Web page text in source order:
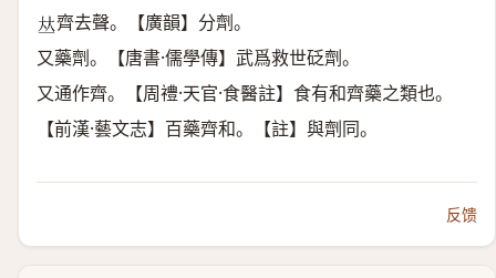
𠀤齊去聲。【廣韻】分劑。
又藥劑。【唐書·儒學傳】武爲救世砭劑。
又通作齊。【周禮·天官·食醫註】食有和齊藥之類也。
【前漢·藝文志】百藥齊和。【註】與劑同。
反馈